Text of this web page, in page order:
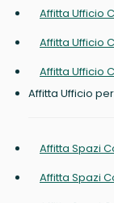
Affitta Ufficio
Affitta Ufficio
Affitta Ufficio
Affitta Ufficio
Affitta Spazi
Affitta Spazi